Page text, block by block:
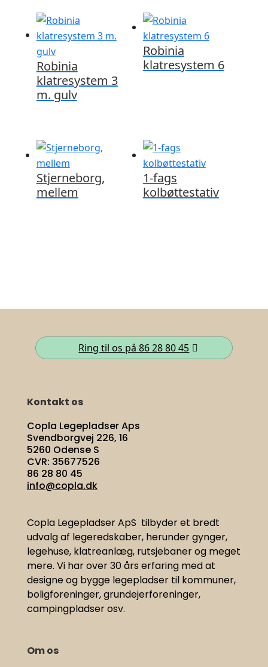
Robinia
klatresystem 3
m. gulv
Robinia
klatresystem 6
Stjerneborg,
mellem
1-fags
kolbøttestativ
Ring til os på 86 28 80 45
Kontakt os
Copla Legepladser Aps
Svendborgvej 226, 16
5260 Odense S
CVR: 35677526
86 28 80 45
info@copla.dk
Copla Legepladser ApS tilbyder et bredt
udvalg af legeredskaber, herunder gynger,
legehuse, klatreanlæg, rutsjebaner og meget
mere. Vi harover 30 års erfaring med at
designe og bygge legepladser til kommuner,
boligforeninger, grundejerforeninger,
campingpladser osv.
Om os